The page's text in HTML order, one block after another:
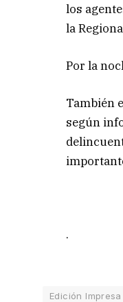
los
la
Por la
También
según
.
Edición Impresa